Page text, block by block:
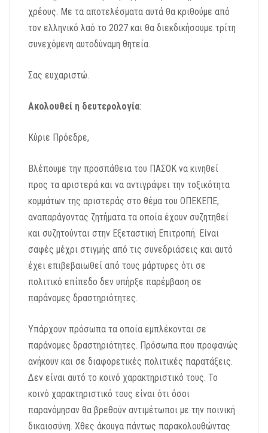
χρέους. Με τα αποτελέσματα αυτά θα κριθούμε από
τον ελληνικό λαό το 2027 και θα διεκδικήσουμε τρίτη
συνεχόμενη αυτοδύναμη θητεία.
Σας ευχαριστώ.
Ακολουθεί η δευτερολογία:
Κύριε Πρόεδρε,
Βλέπουμε την προσπάθεια του ΠΑΣΟΚ να κινηθεί
προς τα αριστερά και να αντιγράψει την τοξικότητα
κομμάτων της αριστεράς στο θέμα του ΟΠΕΚΕΠΕ,
αναπαράγοντας ζητήματα τα οποία έχουν συζητηθεί
και συζητούνται στην Εξεταστική Επιτροπή. Είναι
σαφές μέχρι στιγμής από τις συνεδριάσεις και αυτό
έχει επιβεβαιωθεί από τους μάρτυρες ότι σε
πολιτικό επίπεδο δεν υπήρξε παρέμβαση σε
παράνομες δραστηριότητες.
Υπάρχουν πρόσωπα τα οποία εμπλέκονται σε
παράνομες δραστηριότητες. Πρόσωπα που προφανώς
ανήκουν και σε διαφορετικές πολιτικές παρατάξεις.
Δεν είναι αυτό το κοινό χαρακτηριστικό τους. Το
κοινό χαρακτηριστικό τους είναι ότι όσοι
παρανόμησαν θα βρεθούν αντιμέτωποι με την ποινική
δικαιοσύνη. Χθες άκουγα πάντως παρακολουθώντας